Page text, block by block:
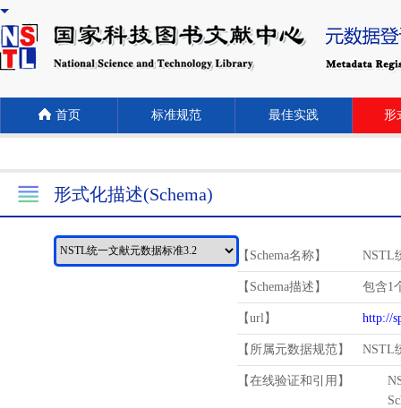
首页 标准规范 最佳实践 形
形式化描述(Schema)
【Schema名称】 NSTL
【Schema描述】 包含1
【url】 http://
【所属元数据规范】 NSTL
【在线验证和引用】